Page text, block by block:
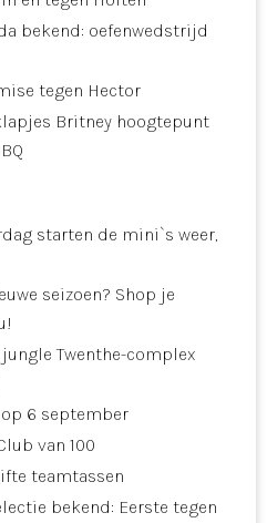
bekend: oefenwedstrijd
tegen Hector
Britney hoogtepunt
starten de mini`s weer,
seizoen? Shop je
Twenthe-complex
6 september
van 100
teamtassen
bekend: Eerste tegen